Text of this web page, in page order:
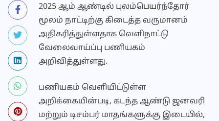
2025 ஆம் ஆண்டில் புலம்பெயர்ந்தோர்
மூலம் நாட்டிற்கு கிடைத்த வருமானம்
அதிகரித்துள்ளதாக வெளிநாட்டு
வேலைவாய்ப்பு பணியகம்
அறிவித்துள்ளது.
பணியகம் வெளியிட்டுள்ள
அறிக்கையின்படி, கடந்த ஆண்டு ஜனவரி
மற்றும் டிசம்பர் மாதங்களுக்கு இடையில்,